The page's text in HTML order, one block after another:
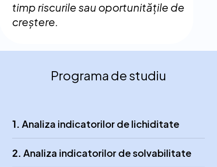
timp riscurile sau oportunitățile de
creștere.
Programa de studiu
1. Analiza indicatorilor de lichiditate
2. Analiza indicatorilor de solvabilitate